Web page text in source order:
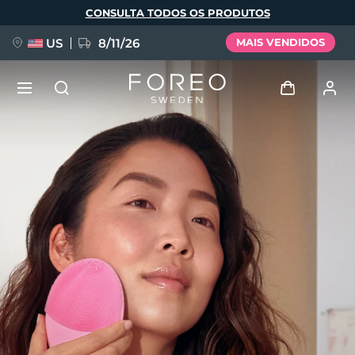
principal
CONSULTA TODOS OS PRODUTOS
US 8/11/26 MAIS VENDIDOS
Perfil de usuário
Meus aparelhos
Meus pedidos
Meus endereços
As minhas subscrições
NOVIDADE
FAQ™ Pure Beauty-Tech Elixir
BREAKING NEWS
issa™ Teeth Whitening Set
Idioma
English Deutsch
Español
Français
Italiano
Português
Polski
Svenska
Русский
Türkçe
简体中文 繁體中文